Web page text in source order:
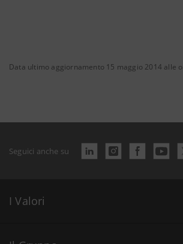
Data ultimo aggiornamento 15 maggio 2014 alle
Seguici anche su
I Valori